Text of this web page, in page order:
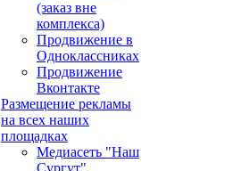
(заказ вне
комплекса)
Продвижение в
Одноклассниках
Продвижение
Вконтакте
Размещение рекламы
на всех наших
площадках
Медиасеть "Наш
Сургут"